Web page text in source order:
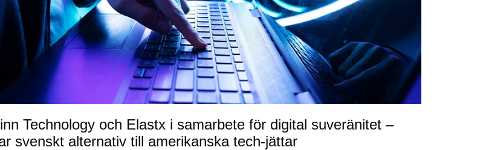
Technology och Elastx i samarbete för digital suveränitet –
svenskt alternativ till amerikanska tech-jättar